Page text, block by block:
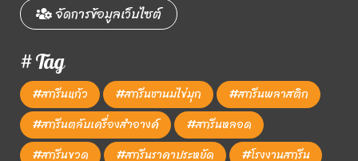
จัดการข้อมูลเว็บไซต์
# Tag
#สกรีนแก้ว #สกรีนชานมไข่มุก
#สกรีนพลาสติก
#สกรีนตลับเครื่องสำอางค์
#สกรีนหลอด
#สกรีนขวด
#สกรีนราคาประหยัด #โรงงานสกรีน